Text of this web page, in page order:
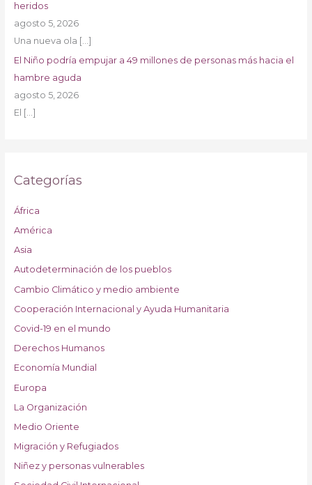
heridos
agosto 5, 2026
Una nueva ola […]
El Niño podría empujar a 49 millones de personas más hacia el
hambre aguda
agosto 5, 2026
El […]
Categorías
África
América
Asia
Autodeterminación de los pueblos
Cambio Climático y medio ambiente
Cooperación Internacional y Ayuda Humanitaria
Covid-19 en el mundo
Derechos Humanos
Economía Mundial
Europa
La Organización
Medio Oriente
Migración y Refugiados
Niñez y personas vulnerables